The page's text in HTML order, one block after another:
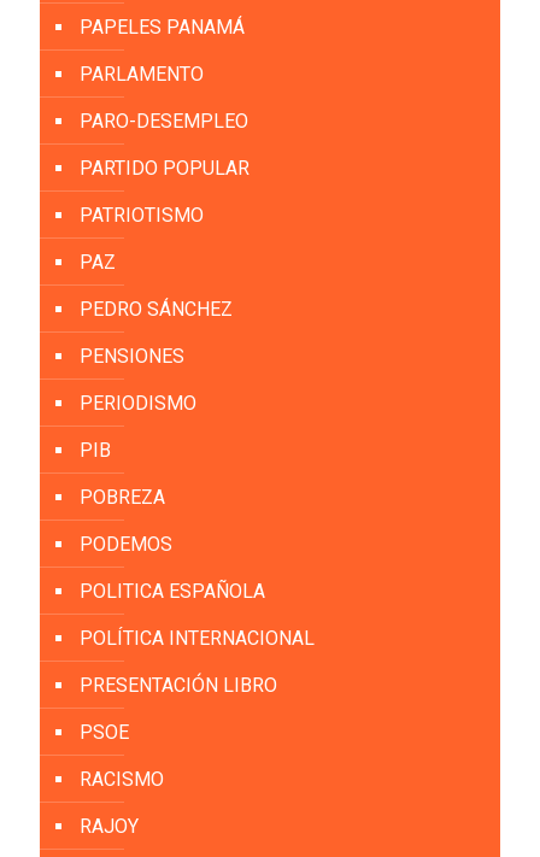
PAPELES PANAMÁ
PARLAMENTO
PARO-DESEMPLEO
PARTIDO POPULAR
PATRIOTISMO
PAZ
PEDRO SÁNCHEZ
PENSIONES
PERIODISMO
PIB
POBREZA
PODEMOS
POLITICA ESPAÑOLA
POLÍTICA INTERNACIONAL
PRESENTACIÓN LIBRO
PSOE
RACISMO
RAJOY